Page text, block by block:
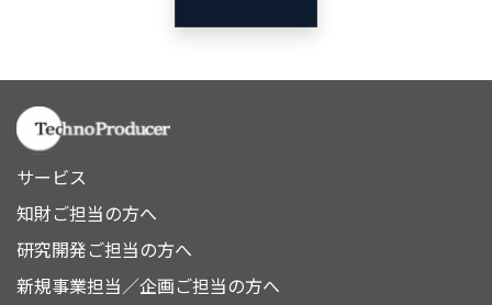
サービス
知財ご担当の方へ
研究開発ご担当の方へ
新規事業担当／企画ご担当の方へ